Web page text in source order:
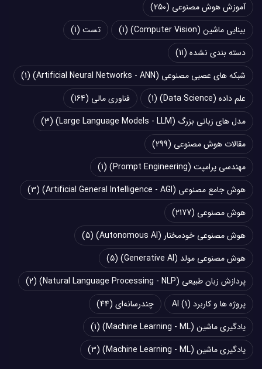
آموزش هوش مصنوعی (250)
بینایی ماشین (Computer Vision)
(1) تست (1)
دسته بندی نشده (11)
شبکه های عصبی مصنوعی (Artificial Neural Networks - ANN)
(1)
علم داده (Data Science)
(1) فناوری مالی (164)
مدل های زبانی بزرگ (Large Language Models - LLM)
(3)
مقالات هوش مصنوعی (299)
مهندسی پرامپت (Prompt Engineering)
(1)
هوش جامع مصنوعی (Artificial General Intelligence - AGI)
(3)
هوش مصنوعی (2177)
هوش مصنوعی خودمختار (Autonomous AI)
(5)
هوش مصنوعی مولد (Generative AI)
(5)
پردازش زبان طبیعی (Natural Language Processing - NLP)
(2)
پروژه ها و کاربرد AI (1) چند‌‌رسانه‌ای (44)
یادگیری ماشین (Machine Learning - ML)
(1)
یادگیری ماشین (Machine Learning - ML)
(3)